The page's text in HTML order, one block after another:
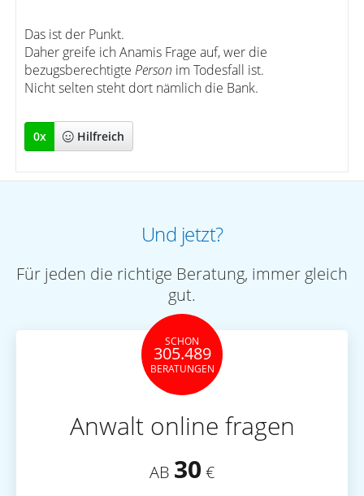
Das ist der Punkt.
Daher greife ich Anamis Frage auf, wer die
bezugsberechtigte Person im Todesfall ist.
Nicht selten steht dort nämlich die Bank.
0x Hilfreich
Und jetzt?
Für jeden die richtige Beratung, immer gleich
gut.
SCHON
305.489
BERATUNGEN
Anwalt online fragen
AB 30 €